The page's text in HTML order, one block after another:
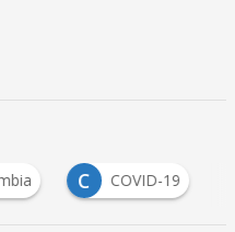
C COVID-19 M